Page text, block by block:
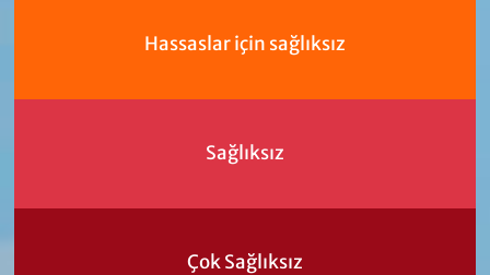
Hassaslar için sağlıksız
Sağlıksız
Çok Sağlıksız